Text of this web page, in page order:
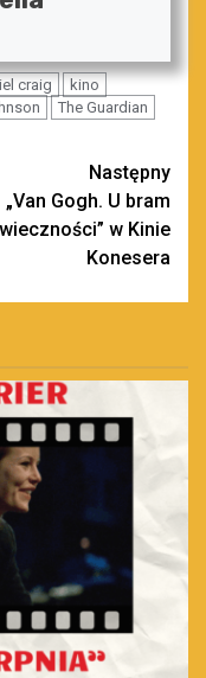
craig
kino
The Guardian
Następny
„Van Gogh. U bram
wieczności” w Kinie
Konesera